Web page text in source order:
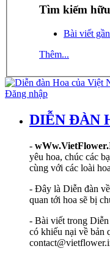
Tìm kiếm
Bài viết
Thêm...
Đăng nhập
DIỄN ĐÀN
-
yêu hoa, chúc các
cùng với các loài
- Đây là Diễn đàn
quan tới hoa sẽ bị
- Bài viết trong Diễn
có khiếu nại về bản